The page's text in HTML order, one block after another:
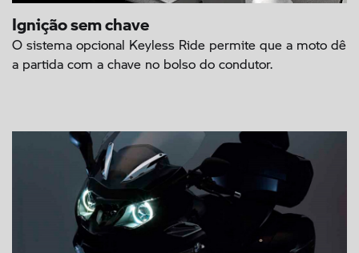
Ignição sem chave
O sistema opcional Keyless Ride permite que a moto dê
a partida com a chave no bolso do condutor.